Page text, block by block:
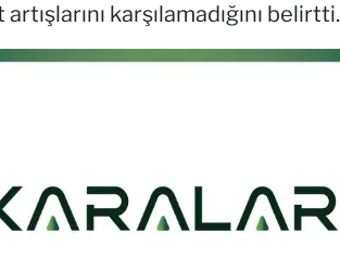
karşılamadığını belirtti.